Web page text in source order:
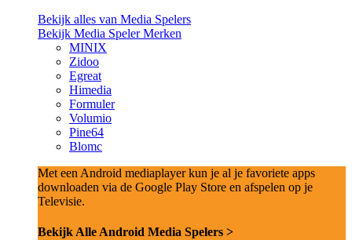
Bekijk alles van Media Spelers
Bekijk Media Speler Merken
MINIX
Zidoo
Egreat
Himedia
Formuler
Volumio
Pine64
Blomc
Met een Android mediaplayer kun je al je favoriete apps
downloaden via de Google Play Store en afspelen op je
Televisie.
Bekijk Alle Android Media Spelers >